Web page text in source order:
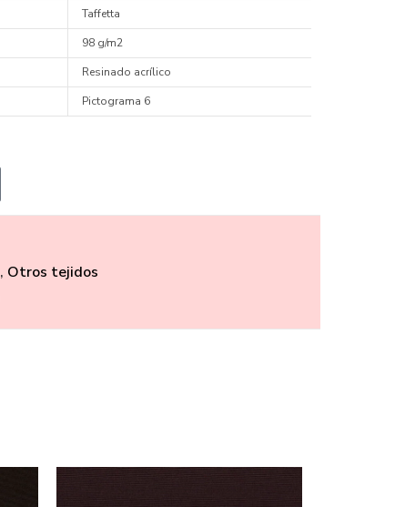
Taffetta
98 g/m2
Resinado acrílico
Pictograma 6
, Otros tejidos